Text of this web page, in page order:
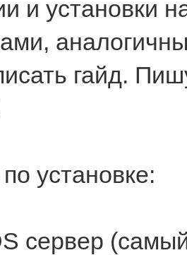
и установки
гайд.
установке:
сервер